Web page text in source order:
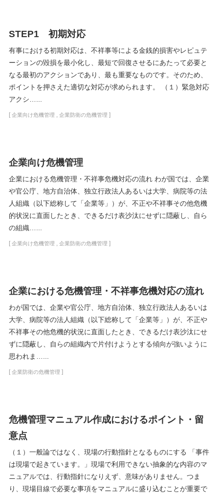
STEP1 初期対応
有事における初期対応は、不祥事等による金銭的損害やレピュテ
ーションの毀損を最小化し、最短で回復させるにあたって必要と
なる最初のアクションであり、最も重要なものです。そのため、
ポイントを押さえた適切な対応が求められます。 （１）緊急対応
アクシ…...
[ 企業向け危機管理 , 企業防衛の危機管理 ]
企業向け危機管理
企業における危機管理・不祥事危機対応の流れ わが国では、企業
や官公庁、地方自治体、独立行政法人あるいは大学、病院等の法
人組織（以下総称して「企業等」）が、不正や不祥事その他危機
的状況に直面したとき、できるだけ表沙汰にせずに隠蔽し、自ら
の組織…...
[ 企業向け危機管理 , 企業防衛の危機管理 ]
企業における危機管理・不祥事危機対応の流れ
わが国では、企業や官公庁、地方自治体、独立行政法人あるいは
大学、病院等の法人組織（以下総称して「企業等」）が、不正や
不祥事その他危機的状況に直面したとき、できるだけ表沙汰にせ
ずに隠蔽し、自らの組織内で片付けようとする傾向が強いように
思われま…...
[ 企業防衛の危機管理 ]
危機管理マニュアル作成におけるポイント・留
意点
（１）一般論ではなく、現場の行動指針となるものにする 「事件
は現場で起きています。」現場で利用できない抽象的な内容のマ
ニュアルでは、行動指針になりえず、意味がありません。つま
り、現場目線で必要な事項をマニュアルに盛り込むことが重要で